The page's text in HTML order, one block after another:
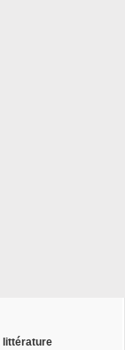
littérature